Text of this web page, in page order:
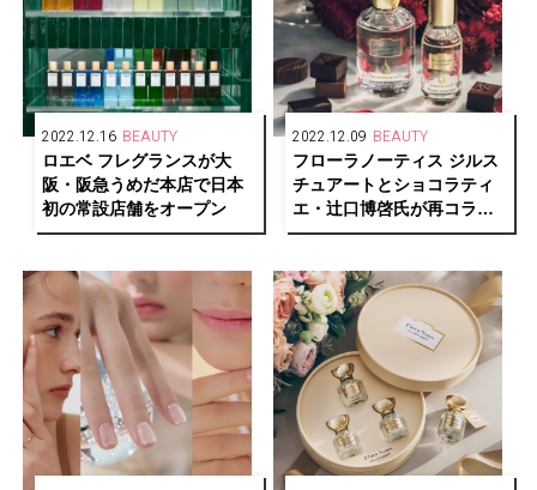
2022.12.16 BEAUTY
ロエベ フレグランスが大
阪・阪急うめだ本店で日本
初の常設店舗をオープン
2022.12.09 BEAUTY
フローラノーティス ジルス
チュアートとショコラティ
エ・辻口博啓氏が再コラボ
レーションし、限定デザイ